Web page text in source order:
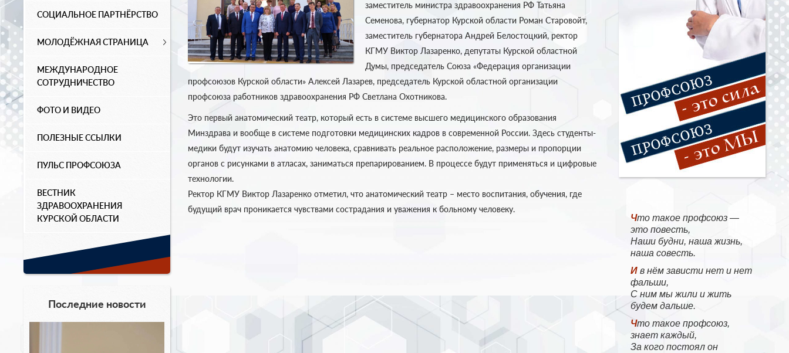
СОЦИАЛЬНОЕ ПАРТНЁРСТВО
МОЛОДЁЖНАЯ СТРАНИЦА
МЕЖДУНАРОДНОЕ
СОТРУДНИЧЕСТВО
ФОТО И ВИДЕО
ПОЛЕЗНЫЕ ССЫЛКИ
ПУЛЬС ПРОФСОЮЗА
ВЕСТНИК
ЗДРАВООХРАНЕНИЯ
КУРСКОЙ ОБЛАСТИ
Последние новости
Что такое профсоюз —
это повесть,
Наши будни, наша жизнь,
наша совесть.
И в нём зависти нет и нет
фальши,
С ним мы жили и жить
будем дальше.
Что такое профсоюз,
знает каждый,
За кого постоял он
заместитель министра здравоохранения РФ Татьяна
Семенова, губернатор Курской области Роман Старовойт,
заместитель губернатора Андрей Белостоцкий, ректор
КГМУ Виктор Лазаренко, депутаты Курской областной
Думы, председатель Союза «Федерация организации
профсоюзов Курской области» Алексей Лазарев, председатель Курской областной организации
профсоюза работников здравоохранения РФ Светлана Охотникова.
Это первый анатомический театр, который есть в системе высшего медицинского образования
Минздрава и вообще в системе подготовки медицинских кадров в современной России. Здесь студенты-
медики будут изучать анатомию человека, сравнивать реальное расположение, размеры и пропорции
органов с рисунками в атласах, заниматься препарированием. В процессе будут применяться и цифровые
технологии.
Ректор КГМУ Виктор Лазаренко отметил, что анатомический театр – место воспитания, обучения, где
будущий врач проникается чувствами сострадания и уважения к больному человеку.